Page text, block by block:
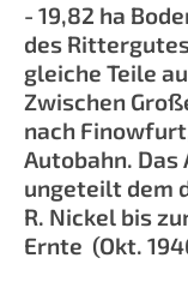
- 19,82 ha
des
gleiche Teile
Zwischen
nach
Autobahn.
ungeteilt dem
R. Nickel bis
Ernte (Okt.